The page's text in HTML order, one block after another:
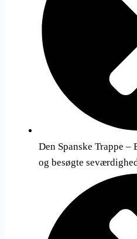
Den Spanske Trappe –
og besøgte